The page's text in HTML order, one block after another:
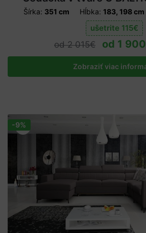
Šírka: 351 cm Hĺbka: 183, 198 cm
ušetrite 115€
2 015€ 1 900
Zobraziť viac
Zľava!
-9%